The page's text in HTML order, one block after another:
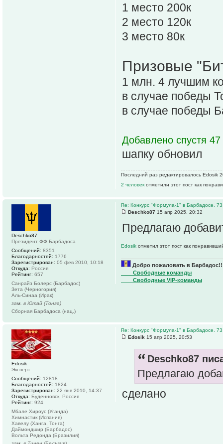
1 место 200к
2 место 120к
3 место 80к
Призовые
1 млн. 4 лучшим
в случае победы
в случае победы
Добавлено спустя 47
шапку обновил
Последний раз редактировалось Edosik
2 человек отметили этот пост как
Re: Конкурс "Формула-1" в Барбадосе. 73
Deschko87 15 апр 2025, 20:32
Предлагаю
Edosik отметил этот пост как
Добро пожаловать в
____Свободные команды
____Свободные VIP-команды
Deschko87
Президент ФФ Барбадоса
Сообщений: 8351
Благодарностей: 1776
Зарегистрирован: 05 фев 2010, 10:18
Откуда: Россия
Рейтинг: 657
Санрайз Болерс (Барбадос)
Зета (Черногория)
Аль-Синаа (Ирак)
зам. в Ютай (Тонга)
Сборная Барбадоса (нац.)
Re: Конкурс "Формула-1" в Барбадосе. 73
Edosik 15 апр 2025, 20:53
Deschko87
Предлагаю
сделано
Edosik
Эксперт
Сообщений: 12818
Благодарностей: 1824
Зарегистрирован: 22 янв 2010, 14:37
Откуда: Буденновск, Россия
Рейтинг: 924
Мбале Хироус (Уганда)
Химнастик (Испания)
Хавелу (Ханга, Тонга)
Даймондшир (Барбадос)
Вольта Редонда (Бразилия)